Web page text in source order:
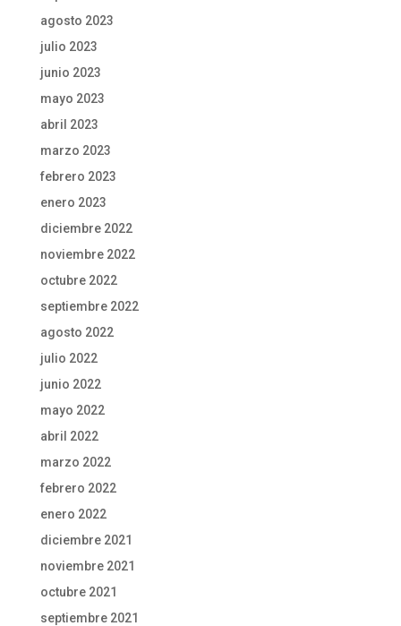
agosto 2023
julio 2023
junio 2023
mayo 2023
abril 2023
marzo 2023
febrero 2023
enero 2023
diciembre 2022
noviembre 2022
octubre 2022
septiembre 2022
agosto 2022
julio 2022
junio 2022
mayo 2022
abril 2022
marzo 2022
febrero 2022
enero 2022
diciembre 2021
noviembre 2021
octubre 2021
septiembre 2021